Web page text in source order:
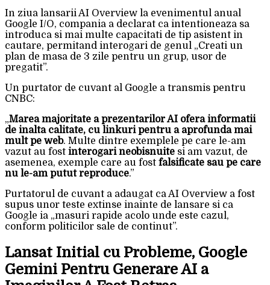
In ziua lansarii AI Overview la evenimentul anual
Google I/O, compania a declarat ca intentioneaza sa
introduca si mai multe capacitati de tip asistent in
cautare, permitand interogari de genul „Creati un
plan de masa de 3 zile pentru un grup, usor de
pregatit”.
Un purtator de cuvant al Google a transmis pentru
CNBC:
„Marea majoritate a prezentarilor AI ofera informatii
de inalta calitate, cu linkuri pentru a aprofunda mai
mult pe web. Multe dintre exemplele pe care le-am
vazut au fost interogari neobisnuite si am vazut, de
asemenea, exemple care au fost falsificate sau pe care
nu le-am putut reproduce.”
Purtatorul de cuvant a adaugat ca AI Overview a fost
supus unor teste extinse inainte de lansare si ca
Google ia „masuri rapide acolo unde este cazul,
conform politicilor sale de continut”.
Lansat Initial cu Probleme, Google
Gemini Pentru Generare AI a